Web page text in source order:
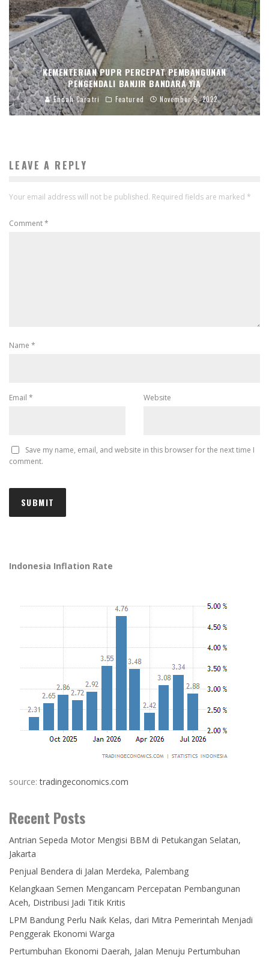
KEMENTERIAN PUPR PERCEPAT PEMBANGUNAN
PENGENDALI BANJIR BANDARA YIA
Endah Caratri Featured November 9, 2022
LEAVE A REPLY
Your email address will not be published. Required fields are marked *
Comment*
Name *
Email * Website
Save my name, email, and website in this browser for the next time I
comment.
Indonesia Inflation Rate
source:tradingeconomics.com
Recent Posts
Antrian Sepeda Motor Mengisi BBM di Petukangan Selatan,
Jakarta
Penjual Bendera di Jalan Merdeka, Palembang
Kelangkaan Semen Mengancam Percepatan Pembangunan
Aceh, Distribusi Jadi Titik Kritis
LPM Bandung Perlu Naik Kelas, dari Mitra Pemerintah Menjadi
Penggerak Ekonomi Warga
Pertumbuhan Ekonomi Daerah, Jalan Menuju Pertumbuhan